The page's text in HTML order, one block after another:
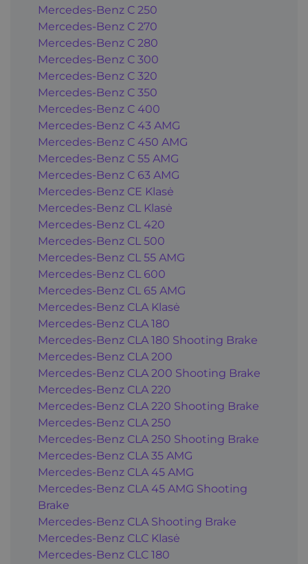
Mercedes-Benz C 250
Mercedes-Benz C 270
Mercedes-Benz C 280
Mercedes-Benz C 300
Mercedes-Benz C 320
Mercedes-Benz C 350
Mercedes-Benz C 400
Mercedes-Benz C 43 AMG
Mercedes-Benz C 450 AMG
Mercedes-Benz C 55 AMG
Mercedes-Benz C 63 AMG
Mercedes-Benz CE Klasė
Mercedes-Benz CL Klasė
Mercedes-Benz CL 420
Mercedes-Benz CL 500
Mercedes-Benz CL 55 AMG
Mercedes-Benz CL 600
Mercedes-Benz CL 65 AMG
Mercedes-Benz CLA Klasė
Mercedes-Benz CLA 180
Mercedes-Benz CLA 180 Shooting Brake
Mercedes-Benz CLA 200
Mercedes-Benz CLA 200 Shooting Brake
Mercedes-Benz CLA 220
Mercedes-Benz CLA 220 Shooting Brake
Mercedes-Benz CLA 250
Mercedes-Benz CLA 250 Shooting Brake
Mercedes-Benz CLA 35 AMG
Mercedes-Benz CLA 45 AMG
Mercedes-Benz CLA 45 AMG Shooting
Brake
Mercedes-Benz CLA Shooting Brake
Mercedes-Benz CLC Klasė
Mercedes-Benz CLC 180